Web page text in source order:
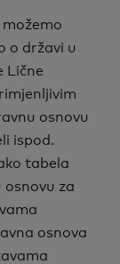
možemo
o državi u
Lične
osnovu
ispod.
tabela
osnovu za
osnova